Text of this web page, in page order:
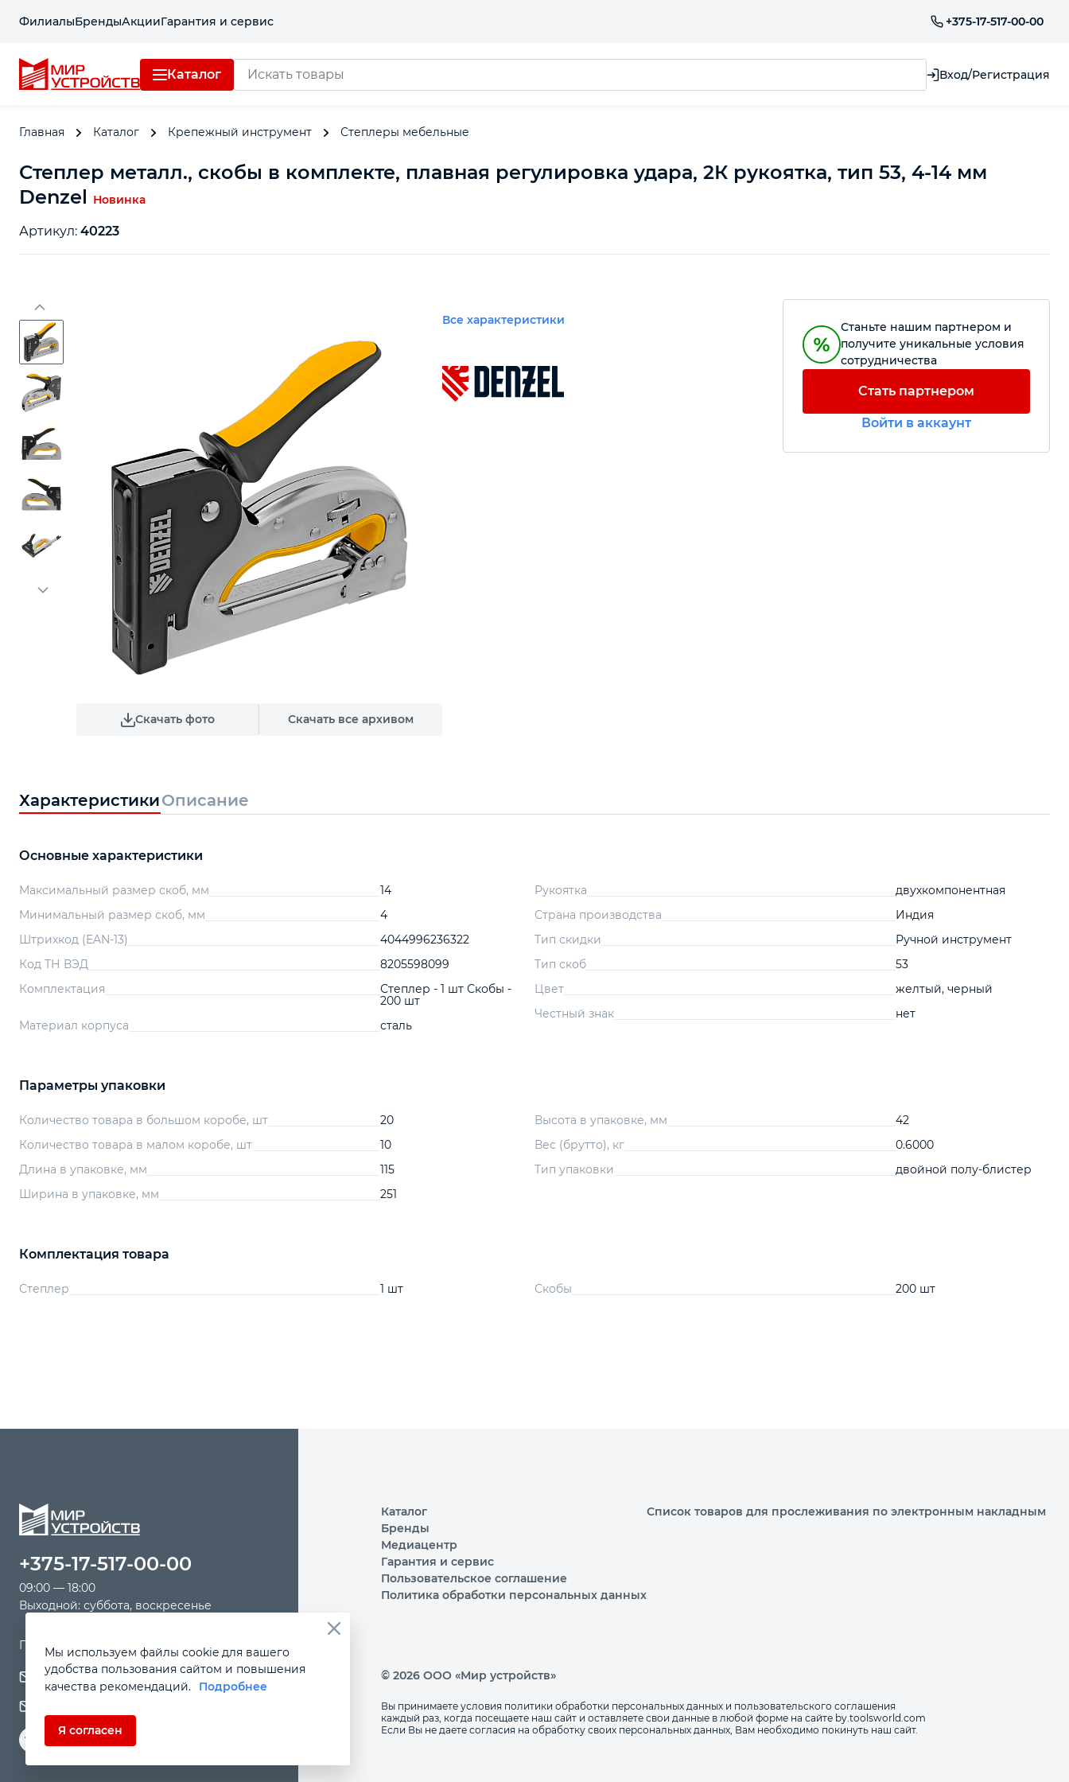
ФилиалыБрендыАкцииГарантия и сервис +375-17-517-00-00
Каталог Вход/Регистрация
Главная Каталог Крепежный инструмент Степлеры мебельные
Степлер металл., скобы в комплекте, плавная регулировка удара, 2К рукоятка, тип 53, 4-14 мм
Denzel Новинка
Артикул: 40223
Скачать фото Скачать все архивом
Все характеристики
Станьте нашим партнером и
получите уникальные условия
сотрудничества
Стать партнером
Войти в аккаунт
ХарактеристикиОписание
Основные характеристики
Максимальный размер скоб, мм
14
Минимальный размер скоб, мм
4
Штрихкод (EAN-13)
4044996236322
Код ТН ВЭД
8205598099
Комплектация
Степлер - 1 шт Скобы -
200 шт
Материал корпуса
сталь
Рукоятка
двухкомпонентная
Страна производства
Индия
Тип скидки
Ручной инструмент
Тип скоб
53
Цвет
желтый, черный
Честный знак
нет
Параметры упаковки
Количество товара в большом коробе, шт
20
Количество товара в малом коробе, шт
10
Длина в упаковке, мм
115
Ширина в упаковке, мм
251
Высота в упаковке, мм
42
Вес (брутто), кг
0.6000
Тип упаковки
двойной полу-блистер
Комплектация товара
Степлер 1 шт Скобы 200 шт
+375-17-517-00-00
09:00 — 18:00
Выходной: суббота, воскресенье
Почтовый адрес: 220125, г.Минск, а/я 124
inforb@toolsworld.by
Каталог
Бренды
Медиацентр
Гарантия и сервис
Пользовательское соглашение
Политика обработки персональных данных
Список товаров для прослеживания по электронным накладным
© 2026 ООО «Мир устройств»
Вы принимаете условия политики обработки персональных данных и пользовательского соглашения
каждый раз, когда посещаете наш сайт и оставляете свои данные в любой форме на сайте by.toolsworld.com
Если Вы не даете согласия на обработку своих персональных данных, Вам необходимо покинуть наш сайт.
Мы используем файлы cookie для вашего
удобства пользования сайтом и повышения
качества рекомендаций.
Подробнее
Я согласен